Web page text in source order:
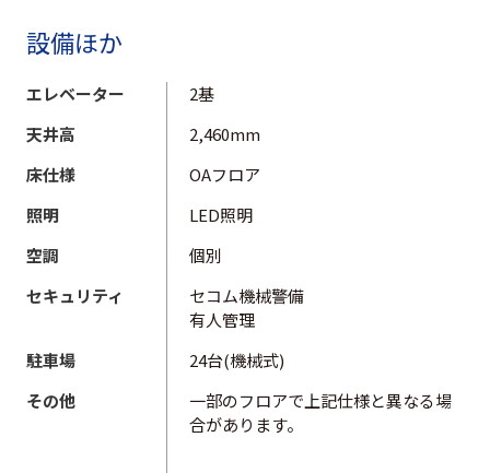
設備ほか
エレベーター
2基
天井高
2,460mm
床仕様
OAフロア
照明
LED照明
空調
個別
セキュリティ
セコム機械警備
有人管理
駐車場
24台(機械式)
その他
一部のフロアで上記仕様と異なる場
合があります。